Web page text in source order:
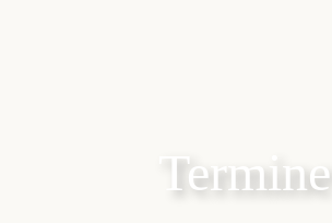
Termine